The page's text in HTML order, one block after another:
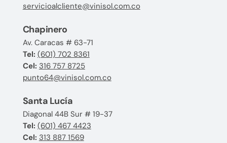
servicioalcliente@vinisol.com.co
Chapinero
Av. Caracas # 63-71
Tel: (601) 702 8361
Cel: 316 757 8725
punto64@vinisol.com.co
Santa Lucía
Diagonal 44B Sur # 19-37
Tel: (601) 467 4423
Cel: 313 887 1569